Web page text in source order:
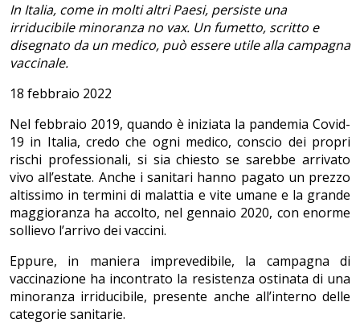
In Italia, come in molti altri Paesi, persiste una
irriducibile minoranza no vax. Un fumetto, scritto e
disegnato da un medico, può essere utile alla campagna
vaccinale.
18 febbraio 2022
Nel febbraio 2019, quando è iniziata la pandemia Covid-
19 in Italia, credo che ogni medico, conscio dei propri
rischi professionali, si sia chiesto se sarebbe arrivato
vivo all’estate. Anche i sanitari hanno pagato un prezzo
altissimo in termini di malattia e vite umane e la grande
maggioranza ha accolto, nel gennaio 2020, con enorme
sollievo l’arrivo dei vaccini.
Eppure, in maniera imprevedibile, la campagna di
vaccinazione ha incontrato la resistenza ostinata di una
minoranza irriducibile, presente anche all’interno delle
categorie sanitarie.